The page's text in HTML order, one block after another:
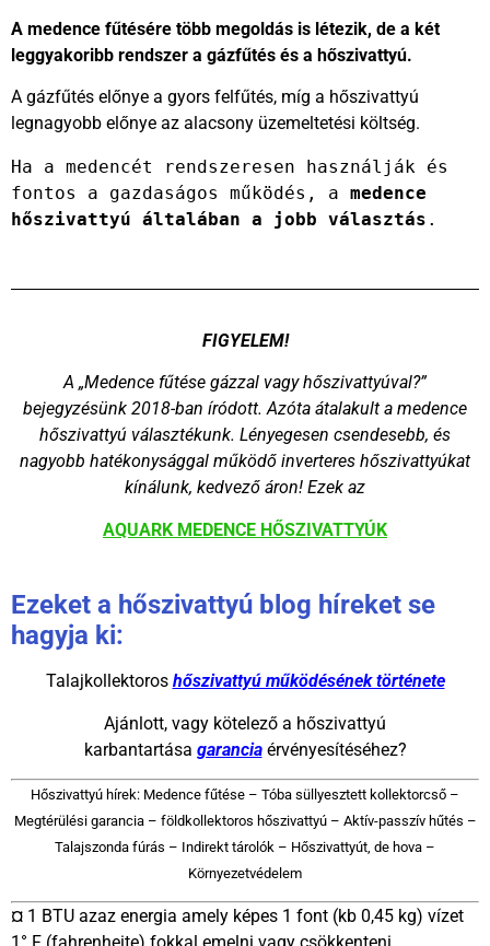
A medence fűtésére több megoldás is létezik, de a két
leggyakoribb rendszer a gázfűtés és a hőszivattyú.
A gázfűtés előnye a gyors felfűtés, míg a hőszivattyú
legnagyobb előnye az alacsony üzemeltetési költség.
Ha a medencét rendszeresen használják és
fontos a gazdaságos működés, a medence
hőszivattyú általában a jobb választás .
FIGYELEM!
A „Medence fűtése gázzal vagy hőszivattyúval?”
bejegyzésünk 2018-ban íródott. Azóta átalakult a medence
hőszivattyú választékunk. Lényegesen csendesebb, és
nagyobb hatékonysággal működő inverteres hőszivattyúkat
kínálunk, kedvező áron! Ezek az
AQUARK MEDENCE HŐSZIVATTYÚK
Ezeket a hőszivattyú blog híreket se
hagyja ki:
Talajkollektoros hőszivattyú működésének története
Ajánlott, vagy kötelező a hőszivattyú
karbantartása garancia érvényesítéséhez?
Hőszivattyú hírek: Medence fűtése – Tóba süllyesztett kollektorcső –
Megtérülési garancia – földkollektoros hőszivattyú – Aktív-passzív hűtés –
Talajszonda fúrás – Indirekt tárolók – Hőszivattyút, de hova –
Környezetvédelem
¤ 1 BTU azaz energia amely képes 1 font (kb 0,45 kg) vízet